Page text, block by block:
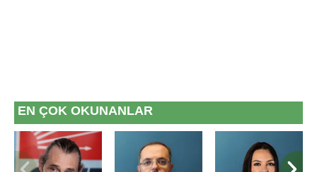
EN ÇOK OKUNANLAR